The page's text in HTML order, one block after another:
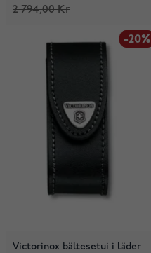
2 794,00 Kr
-20%
-20%
Victorinox bältesetui i läder